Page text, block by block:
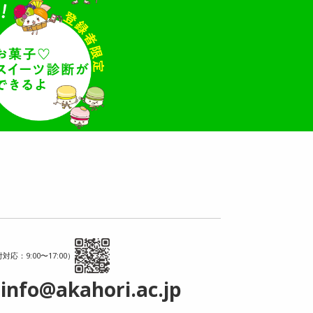
応：9:00〜17:00）
info@akahori.ac.jp